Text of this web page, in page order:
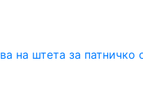
на штета за патничко